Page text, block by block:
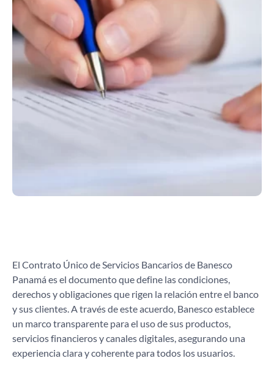
El Contrato Único de Servicios Bancarios de Banesco
Panamá es el documento que define las condiciones,
derechos y obligaciones que rigen la relación entre el banco
y sus clientes. A través de este acuerdo, Banesco establece
un marco transparente para el uso de sus productos,
servicios financieros y canales digitales, asegurando una
experiencia clara y coherente para todos los usuarios.